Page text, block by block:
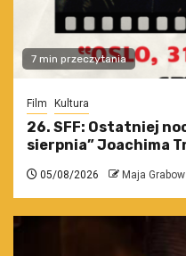
7 min przeczytania
Film Kultura
26. SFF: Ostatniej
sierpnia” Joachima
05/08/2026 Maja